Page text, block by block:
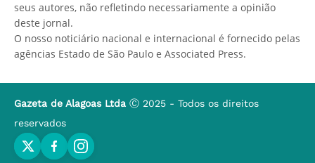
seus autores, não refletindo necessariamente a opinião
deste jornal.
O nosso noticiário nacional e internacional é fornecido pelas
agências Estado de São Paulo e Associated Press.
Gazeta de Alagoas Ltda Ⓒ 2025 - Todos os direitos
reservados